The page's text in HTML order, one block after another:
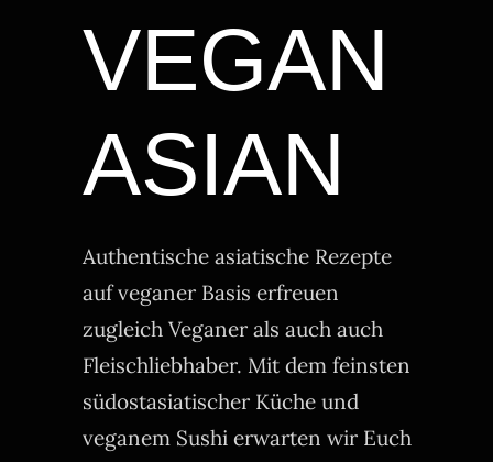
VEGAN
ASIAN
Authentische asiatische Rezepte
auf veganer Basis erfreuen
zugleich Veganer als auch auch
Fleischliebhaber. Mit dem feinsten
südostasiatischer Küche und
veganem Sushi erwarten wir Euch